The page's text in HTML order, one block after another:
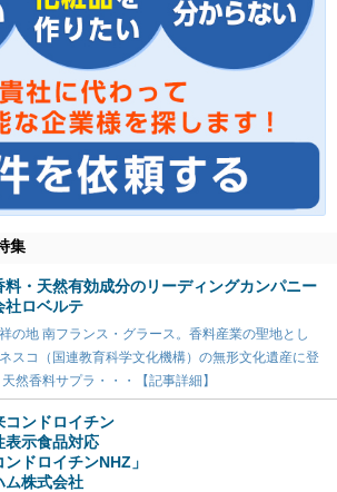
集
料・天然有効成分のリーディングカンパニー
社ロベルテ
の地 南フランス・グラース。香料産業の聖地とし
スコ（国連教育科学文化機構）の無形文化遺産に登
然香料サプラ・・・【記事詳細】
コンドロイチン
表示食品対応
ンドロイチンNHZ」
ム株式会社